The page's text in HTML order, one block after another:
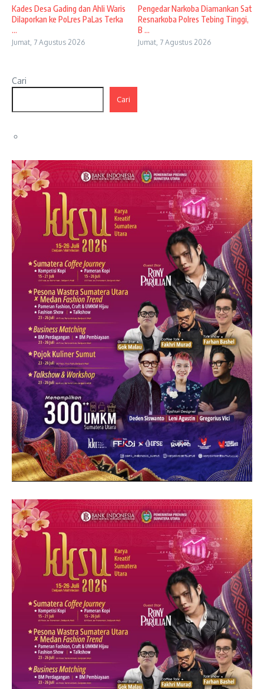
Kades Desa Gading dan Ahli Waris
Dilaporkan ke PoLres PaLas Terka
...
Jumat, 7 Agustus 2026
Pengedar Narkoba Diamankan Sat
Resnarkoba Polres Tebing Tinggi,
B ...
Jumat, 7 Agustus 2026
Cari
Cari